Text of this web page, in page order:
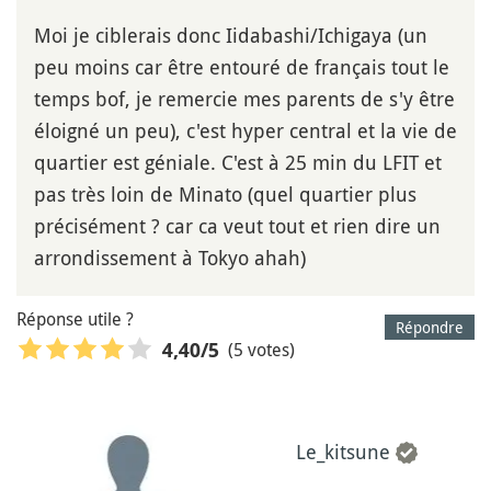
Moi je ciblerais donc Iidabashi/Ichigaya (un
peu moins car être entouré de français tout le
temps bof, je remercie mes parents de s'y être
éloigné un peu), c'est hyper central et la vie de
quartier est géniale. C'est à 25 min du LFIT et
pas très loin de Minato (quel quartier plus
précisément ? car ca veut tout et rien dire un
arrondissement à Tokyo ahah)
Répondre
Réponse utile ?
4,40/5 (5 votes)
Le_kitsune